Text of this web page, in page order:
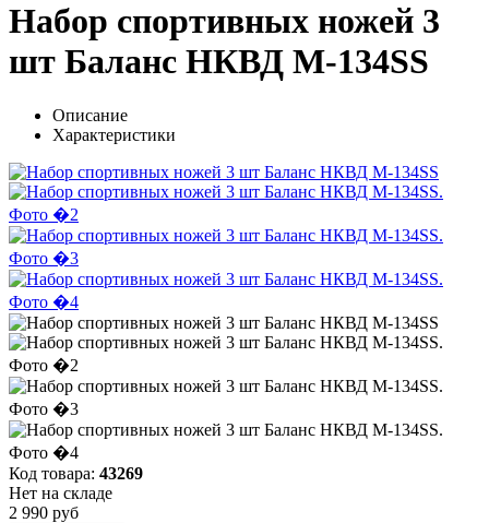
Набор спортивных ножей 3
шт Баланс НКВД M-134SS
Описание
Характеристики
Код товара: 43269
Нет на складе
2 990 руб